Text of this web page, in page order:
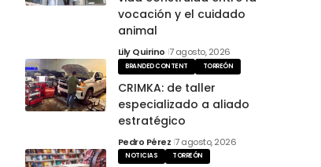
vocación y el cuidado
animal
Lily Quirino 7 agosto, 2026
BRANDED CONTENT TORREÓN
CRIMKA: de taller
especializado a aliado
estratégico
Pedro Pérez 7 agosto, 2026
NOTICIAS TORREÓN